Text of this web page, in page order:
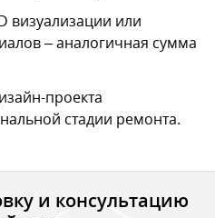
визуализации или
– аналогичная сумма
проекта
стадии ремонта.
и консультацию